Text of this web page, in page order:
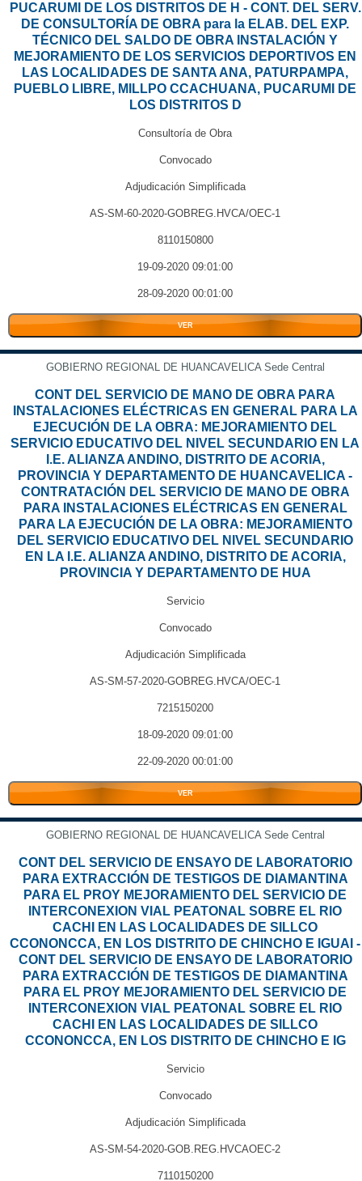
PUCARUMI DE LOS DISTRITOS DE H - CONT. DEL SERV.
DE CONSULTORÍA DE OBRA para la ELAB. DEL EXP.
TÉCNICO DEL SALDO DE OBRA INSTALACIÓN Y
MEJORAMIENTO DE LOS SERVICIOS DEPORTIVOS EN
LAS LOCALIDADES DE SANTA ANA, PATURPAMPA,
PUEBLO LIBRE, MILLPO CCACHUANA, PUCARUMI DE
LOS DISTRITOS D
Consultoría de Obra
Convocado
Adjudicación Simplificada
AS-SM-60-2020-GOBREG.HVCA/OEC-1
8110150800
19-09-2020 09:01:00
28-09-2020 00:01:00
VER
GOBIERNO REGIONAL DE HUANCAVELICA Sede Central
CONT DEL SERVICIO DE MANO DE OBRA PARA
INSTALACIONES ELÉCTRICAS EN GENERAL PARA LA
EJECUCIÓN DE LA OBRA: MEJORAMIENTO DEL
SERVICIO EDUCATIVO DEL NIVEL SECUNDARIO EN LA
I.E. ALIANZA ANDINO, DISTRITO DE ACORIA,
PROVINCIA Y DEPARTAMENTO DE HUANCAVELICA -
CONTRATACIÓN DEL SERVICIO DE MANO DE OBRA
PARA INSTALACIONES ELÉCTRICAS EN GENERAL
PARA LA EJECUCIÓN DE LA OBRA: MEJORAMIENTO
DEL SERVICIO EDUCATIVO DEL NIVEL SECUNDARIO
EN LA I.E. ALIANZA ANDINO, DISTRITO DE ACORIA,
PROVINCIA Y DEPARTAMENTO DE HUA
Servicio
Convocado
Adjudicación Simplificada
AS-SM-57-2020-GOBREG.HVCA/OEC-1
7215150200
18-09-2020 09:01:00
22-09-2020 00:01:00
VER
GOBIERNO REGIONAL DE HUANCAVELICA Sede Central
CONT DEL SERVICIO DE ENSAYO DE LABORATORIO
PARA EXTRACCIÓN DE TESTIGOS DE DIAMANTINA
PARA EL PROY MEJORAMIENTO DEL SERVICIO DE
INTERCONEXION VIAL PEATONAL SOBRE EL RIO
CACHI EN LAS LOCALIDADES DE SILLCO
CCONONCCA, EN LOS DISTRITO DE CHINCHO E IGUAI -
CONT DEL SERVICIO DE ENSAYO DE LABORATORIO
PARA EXTRACCIÓN DE TESTIGOS DE DIAMANTINA
PARA EL PROY MEJORAMIENTO DEL SERVICIO DE
INTERCONEXION VIAL PEATONAL SOBRE EL RIO
CACHI EN LAS LOCALIDADES DE SILLCO
CCONONCCA, EN LOS DISTRITO DE CHINCHO E IG
Servicio
Convocado
Adjudicación Simplificada
AS-SM-54-2020-GOB.REG.HVCAOEC-2
7110150200